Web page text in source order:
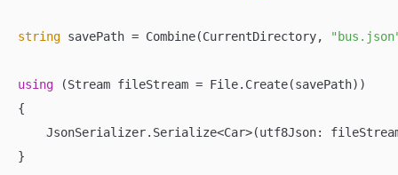
string savePath = Combine(CurrentDirectory,
using (Stream fileStream = File.Create(savePath))
{
JsonSerializer.Serialize<Car>(utf8Json:
}